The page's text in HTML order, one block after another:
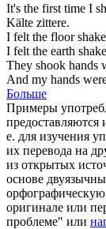
It's the first time I
Kälte zittere.
I felt the floorshake
I felt the earth shake
They shook hands
And my hands
Больше
Примеры
предоставляются
е. для изучения
их перевода на
из открытых
основе
оригинале или
проблеме" или